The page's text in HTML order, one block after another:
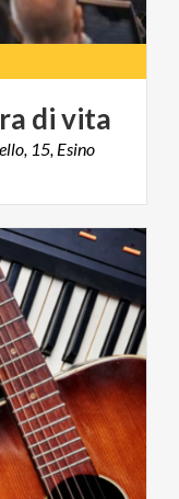
divita
15, Esino